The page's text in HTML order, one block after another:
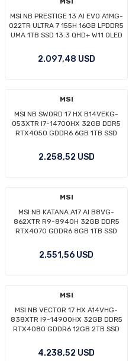
MSI NB PRESTIGE 13 AI EVO A1MG-
022TR ULTRA 7 155H 16GB LPDDR5
UMA 1TB SSD 13.3 QHD+ W11 OLED
2.097,48 USD
MSI
MSI NB SWORD 17 HX B14VEKG-
053XTR I7-14700HX 32GB DDR5
RTX4050 GDDR6 6GB 1TB SSD
2.258,52 USD
MSI
MSI NB KATANA A17 AI B8VG-
862XTR R9-8940H 32GB DDR5
RTX4070 GDDR6 8GB 1TB SSD
2.551,56 USD
MSI
MSI NB VECTOR 17 HX A14VHG-
838XTR I9-14900HX 32GB DDR5
RTX4080 GDDR6 12GB 2TB SSD
4.238,52 USD